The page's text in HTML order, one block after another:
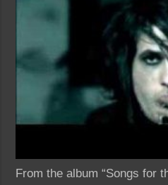
From the album “Songs for